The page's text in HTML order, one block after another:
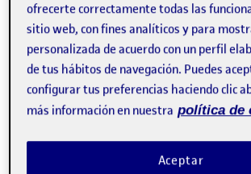
Semestre 20251 - Aula 1 historia del arte
historia del arte
Publicado por
Carson Galan Elzinga
Fecha de publicación
comentario
ofrecerte correctamente todas las
sitio web, con fines analíticos y para
personalizada de acuerdo con un perfil
de tus hábitos de navegación. Puedes
configurar tus preferencias haciendo clic
más información en nuestra política de
Aceptar